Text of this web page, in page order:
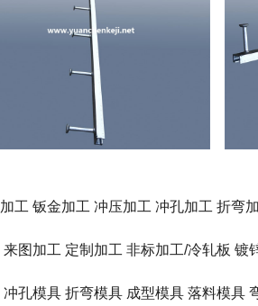
工 钣金加工 冲压加工 冲孔加工 折弯
图加工 定制加工 非标加工/冷轧板 镀
孔模具 折弯模具 成型模具 落料模具